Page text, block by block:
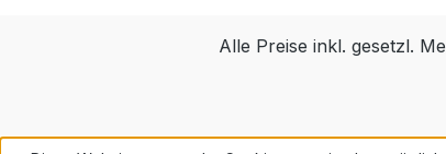
Alle Preise inkl. gesetzl.